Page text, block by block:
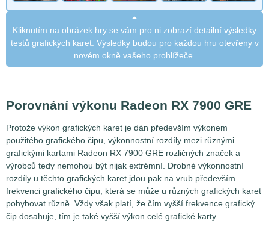
Kliknutím na obrázek hry se vám pro ni zobrazí detailní výsledky
testů grafických karet. Výsledky budou pro každou hru otevřeny v
novém okně vašeho prohlížeče.
Porovnání výkonu Radeon RX 7900 GRE
Protože výkon grafických karet je dán především výkonem
použitého grafického čipu, výkonnostní rozdíly mezi různými
grafickými kartami Radeon RX 7900 GRE rozličných značek a
výrobců tedy nemohou být nijak extrémní. Drobné výkonnostní
rozdíly u těchto grafických karet jdou pak na vrub především
frekvenci grafického čipu, která se může u různých grafických karet
pohybovat různě. Vždy však platí, že čím vyšší frekvence grafický
čip dosahuje, tím je také vyšší výkon celé grafické karty.